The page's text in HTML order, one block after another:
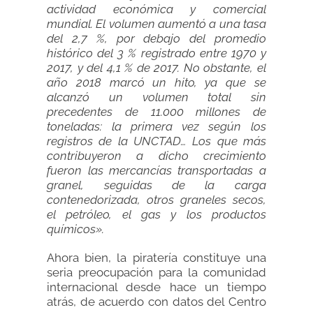
actividad económica y comercial
mundial. El volumen aumentó a una tasa
del 2,7 %, por debajo del promedio
histórico del 3 % registrado entre 1970 y
2017, y del 4,1 % de 2017. No obstante, el
año 2018 marcó un hito, ya que se
alcanzó un volumen total sin
precedentes de 11.000 millones de
toneladas: la primera vez según los
registros de la UNCTAD… Los que más
contribuyeron a dicho crecimiento
fueron las mercancías transportadas a
granel, seguidas de la carga
contenedorizada, otros graneles secos,
el petróleo, el gas y los productos
químicos».
Ahora bien, la piratería constituye una
seria preocupación para la comunidad
internacional desde hace un tiempo
atrás, de acuerdo con datos del Centro